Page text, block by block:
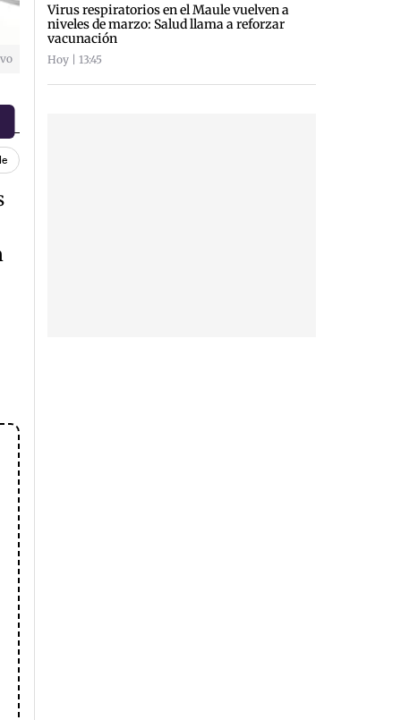
Virus respiratorios en el Maule vuelven a
niveles de marzo: Salud llama a reforzar
vacunación
Hoy | 13:45